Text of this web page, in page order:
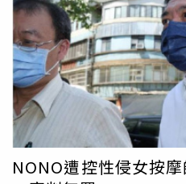
程。不過，他目前另涉及肇
有罪，先前所獲緩刑資格仍
過去以節目主持人身分活躍
典禮活動，也曾在2022年受
度上路前的形象宣導大使。然
間，他被爆出涉及性騷擾未
訴，但後續偵辦過程中查扣
影像。起初他認罪並獲緩起訴
撰寫1200字悔過書，但此結果
NONO遭控性侵女按